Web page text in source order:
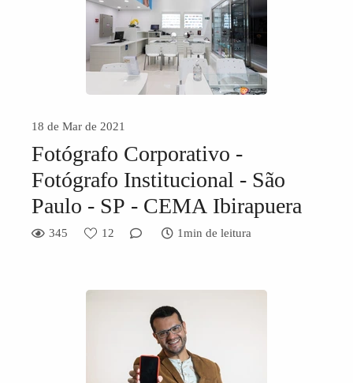
18 de Mar de 2021
Fotógrafo Corporativo -
Fotógrafo Institucional - São
Paulo - SP - CEMA Ibirapuera
345 12 1min de leitura